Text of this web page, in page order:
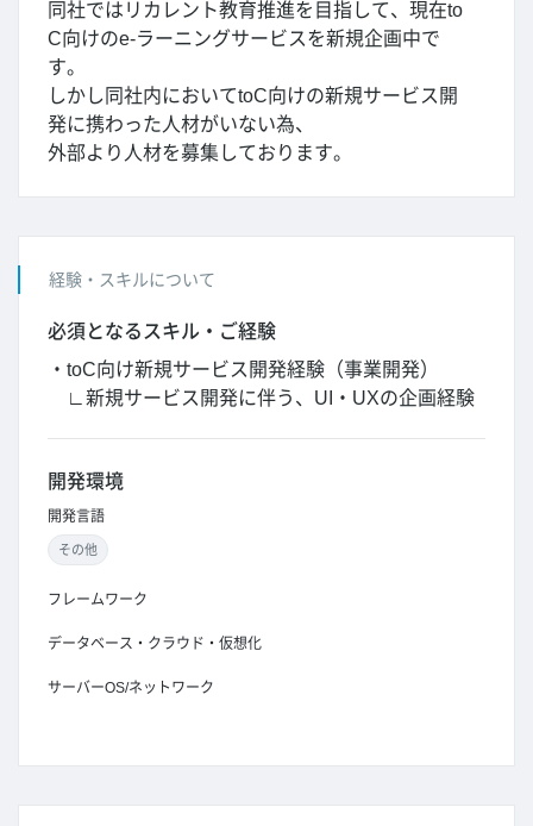
同社ではリカレント教育推進を目指して、現在to
C向けのe-ラーニングサービスを新規企画中で
す。
しかし同社内においてtoC向けの新規サービス開
発に携わった人材がいない為、
外部より人材を募集しております。
経験・スキルについて
必須となるスキル・ご経験
・toC向け新規サービス開発経験（事業開発）
∟新規サービス開発に伴う、UI・UXの企画経験
開発環境
開発言語
その他
フレームワーク
データベース・クラウド・仮想化
サーバーOS/ネットワーク